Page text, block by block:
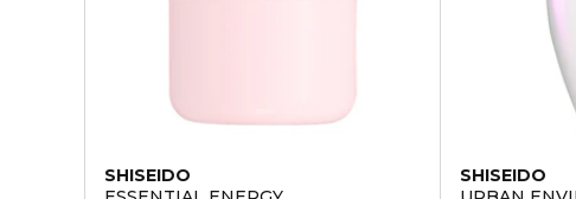
SHISEIDO
SHISEIDO